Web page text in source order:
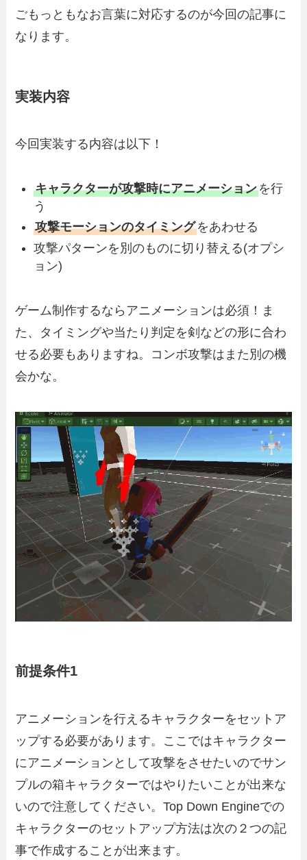
ごもっともなお言葉に対応するのが今回の記事に
なります。
実装内容
今回実装する内容は以下！
キャラクターが攻撃時にアニメーションを行
う
攻撃モーションのタイミングをあわせる
攻撃パターンを別のものに切り替える(オプシ
ョン)
ゲーム制作するならアニメーションは必須！ま
た、タイミングや当たり判定を剣などの形に合わ
せる必要もありますね。コンボ攻撃はまた別の機
会かな。
前提条件1
アニメーションを行えるキャラクターをセットア
ップする必要があります。ここではキャラクター
にアニメーションとして攻撃をさせたいのでサン
プルの箱キャラクターではやりたいことが出来な
いので注意してください。Top Down Engineでの
キャラクターのセットアップ方法は次の２つの記
事で作成することが出来ます。